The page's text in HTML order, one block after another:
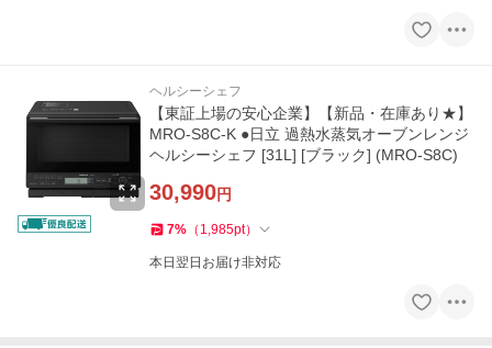
ヘルシーシェフ
【東証上場の安心企業】【新品・在庫あり★】
MRO-S8C-K ●日立 過熱水蒸気オーブンレンジ
ヘルシーシェフ [31L] [ブラック] (MRO-S8C)
30,990円
7% （ 1,985pt）
本日翌日お届け非対応